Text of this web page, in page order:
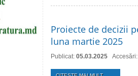
Proiecte de decizii
luna martie 2025
Publicat: 05.03.2025